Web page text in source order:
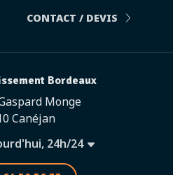
CONTACT / DEVIS
Bordeaux
Monge
Canéjan
24h/24